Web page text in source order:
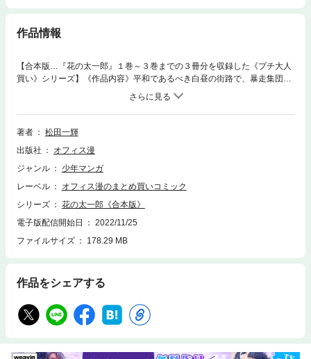
作品情報
【合本版…『花の太一郎』１巻～３巻までの３冊分を収録した《プチ大人
買い》シリーズ】《作品内容》平和であるべき白昼の街路で、暴走集団が
人々をおびやかしていた。その騒ぎの中へ飛び込み、たった１人で暴力に
立ち向かった少年の名は、山川太一郎。大柄でもなければ武器を使うこと
もないが、彼の強さは本物。怒りの拳で荒くれ者たちを叩き伏せ、みごと
子どもの命を救ってみせた。しかし、この事件は太一郎を待つ壮絶な戦い
年・太一郎は、街にうごめく獣たちに負けず生き延びられるのか……？
熱血痛快バトルコミック、合本版：第１巻（全２巻）！！ ※単巻、他合
著者
松田一輝
出版社
オフィス漫
ジャンル
少年マンガ
レーベル
オフィス漫のまとめ買いコミック
シリーズ
花の太一郎《合本版》
電子版配信開始日
2022/11/25
ファイルサイズ
178.29 MB
作品をシェアする